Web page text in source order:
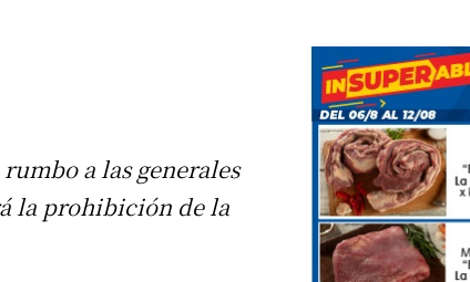
a las generales
la prohibición de la